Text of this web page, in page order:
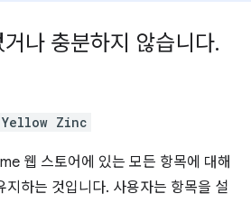
나 충분하지 않습니다.
Yellow Zinc
웹 스토어에 있는 모든 항목에 대해
지하는 것입니다. 사용자는 항목을 설